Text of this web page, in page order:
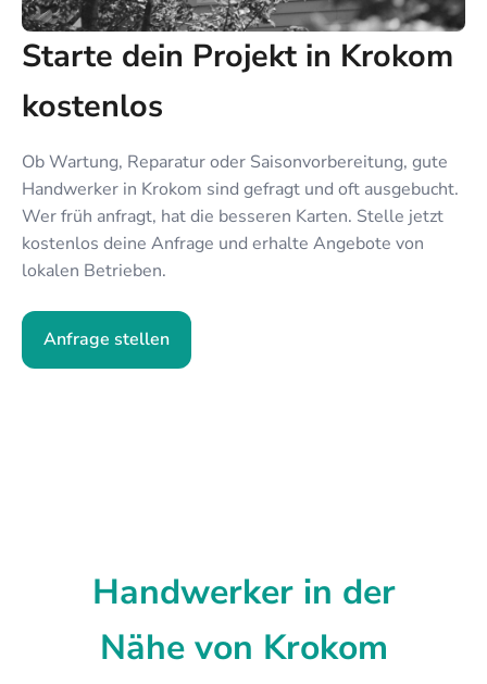
Starte dein Projekt in Krokom
kostenlos
Ob Wartung, Reparatur oder Saisonvorbereitung, gute
Handwerker in Krokom sind gefragt und oft ausgebucht.
Wer früh anfragt, hat die besseren Karten. Stelle jetzt
kostenlos deine Anfrage und erhalte Angebote von
lokalen Betrieben.
Anfrage stellen
Handwerker in der
Nähe von Krokom